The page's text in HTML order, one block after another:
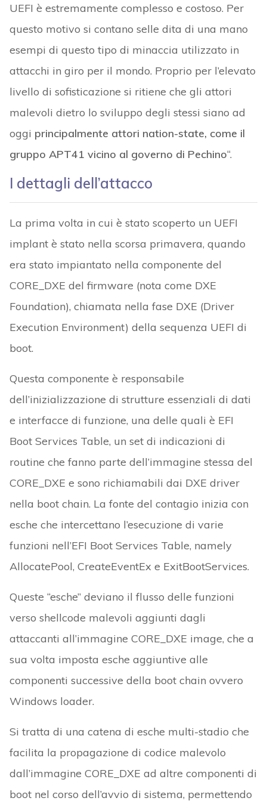
UEFI è estremamente complesso e costoso. Per
questo motivo si contano selle dita di una mano
esempi di questo tipo di minaccia utilizzato in
attacchi in giro per il mondo. Proprio per l’elevato
livello di sofisticazione si ritiene che gli attori
malevoli dietro lo sviluppo degli stessi siano ad
oggi principalmente attori nation-state, come il
gruppo APT41 vicino al governo di Pechino“.
I dettagli dell’attacco
La prima volta in cui è stato scoperto un UEFI
implant è stato nella scorsa primavera, quando
era stato impiantato nella componente del
CORE_DXE del firmware (nota come DXE
Foundation), chiamata nella fase DXE (Driver
Execution Environment) della sequenza UEFI di
boot.
Questa componente è responsabile
dell’inizializzazione di strutture essenziali di dati
e interfacce di funzione, una delle quali è EFI
Boot Services Table, un set di indicazioni di
routine che fanno parte dell’immagine stessa del
CORE_DXE e sono richiamabili dai DXE driver
nella boot chain. La fonte del contagio inizia con
esche che intercettano l’esecuzione di varie
funzioni nell’EFI Boot Services Table, namely
AllocatePool, CreateEventEx e ExitBootServices.
Queste “esche” deviano il flusso delle funzioni
verso shellcode malevoli aggiunti dagli
attaccanti all’immagine CORE_DXE image, che a
sua volta imposta esche aggiuntive alle
componenti successive della boot chain ovvero
Windows loader.
Si tratta di una catena di esche multi-stadio che
facilita la propagazione di codice malevolo
dall’immagine CORE_DXE ad altre componenti di
boot nel corso dell’avvio di sistema, permettendo